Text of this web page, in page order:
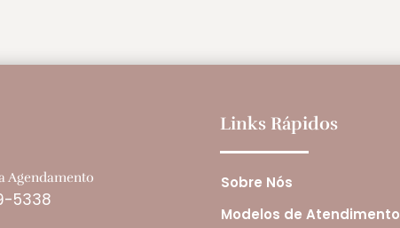
Agendamento
5338
Links Rápidos
Sobre Nós
Modelos de Atendimento